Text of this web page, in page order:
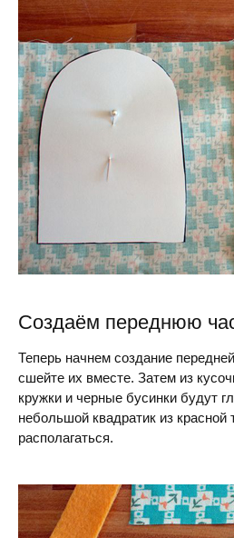
Создаём переднюю
Теперь начнем создание
сшейте их вместе. Затем из
кружки и черные бусинки будут
небольшой квадратик из
располагаться.